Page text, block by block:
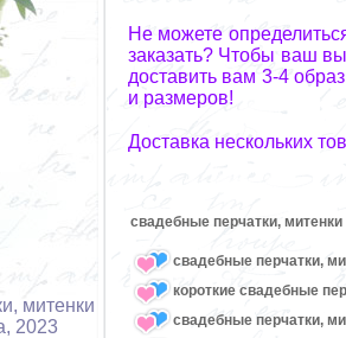
митенки
2023
Не можете
заказать? Чтобы ваш
доставить вам 3-4
и размеров!
Доставка нескольких
свадебные перчатки, митенки
свадебные перчатки,
короткие свадебные
свадебные перчатки,